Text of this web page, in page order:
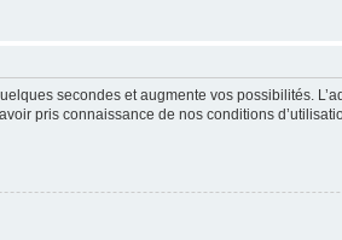
secondes et augmente vos possibilités.
pris connaissance de nos conditions